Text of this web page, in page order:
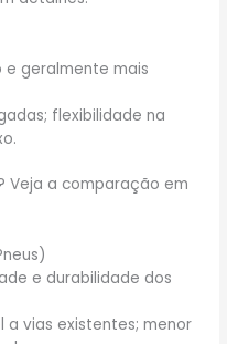
e geralmente mais
flexibilidade na
Veja a comparação em
e durabilidade dos
a vias existentes; menor